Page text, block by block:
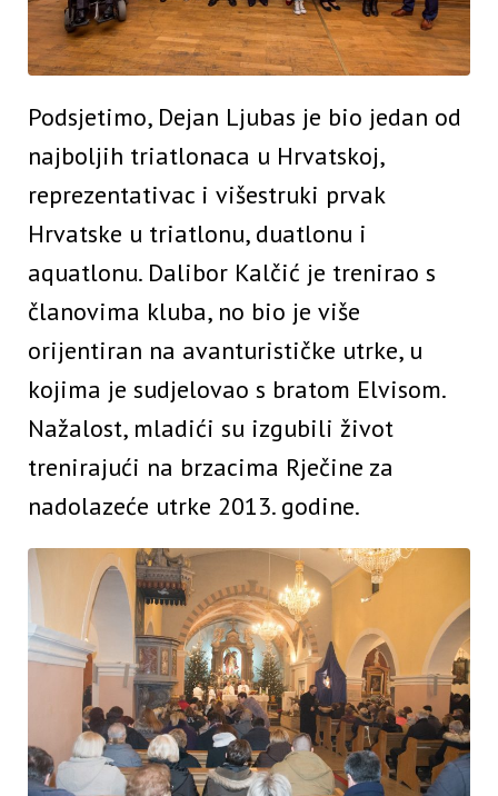
Podsjetimo, Dejan Ljubas je bio jedan od
najboljih triatlonaca u Hrvatskoj,
reprezentativac i višestruki prvak
Hrvatske u triatlonu, duatlonu i
aquatlonu. Dalibor Kalčić je trenirao s
članovima kluba, no bio je više
orijentiran na avanturističke utrke, u
kojima je sudjelovao s bratom Elvisom.
Nažalost, mladići su izgubili život
trenirajući na brzacima Rječine za
nadolazeće utrke 2013. godine.